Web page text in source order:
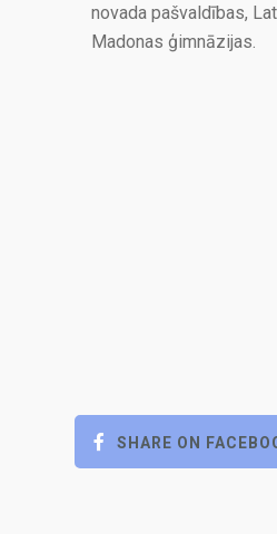
novada pašvaldības,
Madonas ģimnāzijas.
SHARE ON